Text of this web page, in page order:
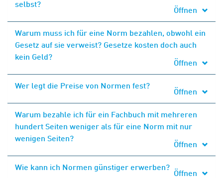
selbst?
Öffnen
Warum muss ich für eine Norm bezahlen, obwohl ein
Gesetz auf sie verweist? Gesetze kosten doch auch
kein Geld?
Öffnen
Wer legt die Preise von Normen fest?
Öffnen
Warum bezahle ich für ein Fachbuch mit mehreren
hundert Seiten weniger als für eine Norm mit nur
wenigen Seiten?
Öffnen
Wie kann ich Normen günstiger erwerben?
Öffnen